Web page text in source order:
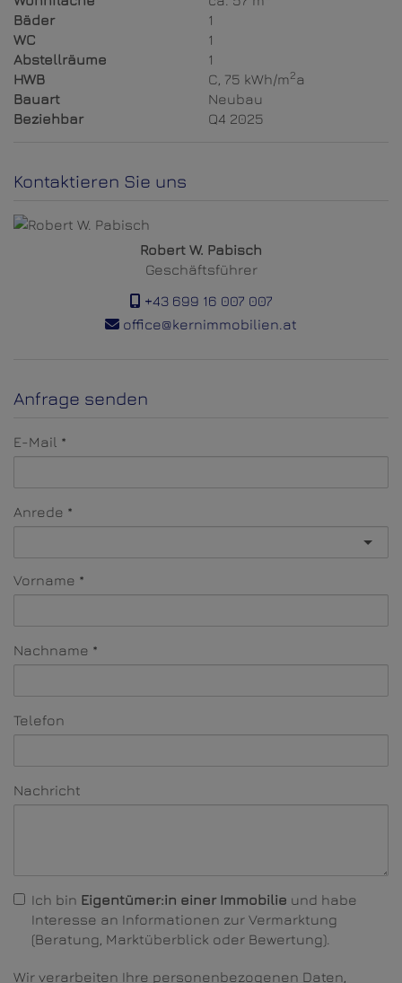
Bäder
1
WC
1
Abstellräume
1
HWB
C, 75 kWh/m2a
Bauart
Neubau
Beziehbar
Q4 2025
Kontaktieren Sie uns
Robert W. Pabisch
Geschäftsführer
+43 699 16 007 007
office@kernimmobilien.at
Anfrage senden
E-Mail
Anrede
Vorname
Nachname
Telefon
Nachricht
Ich bin Eigentümer:in einer Immobilie und habe
Interesse an Informationen zur Vermarktung
(Beratung, Marktüberblick oder Bewertung).
Wir verarbeiten Ihre personenbezogenen Daten,